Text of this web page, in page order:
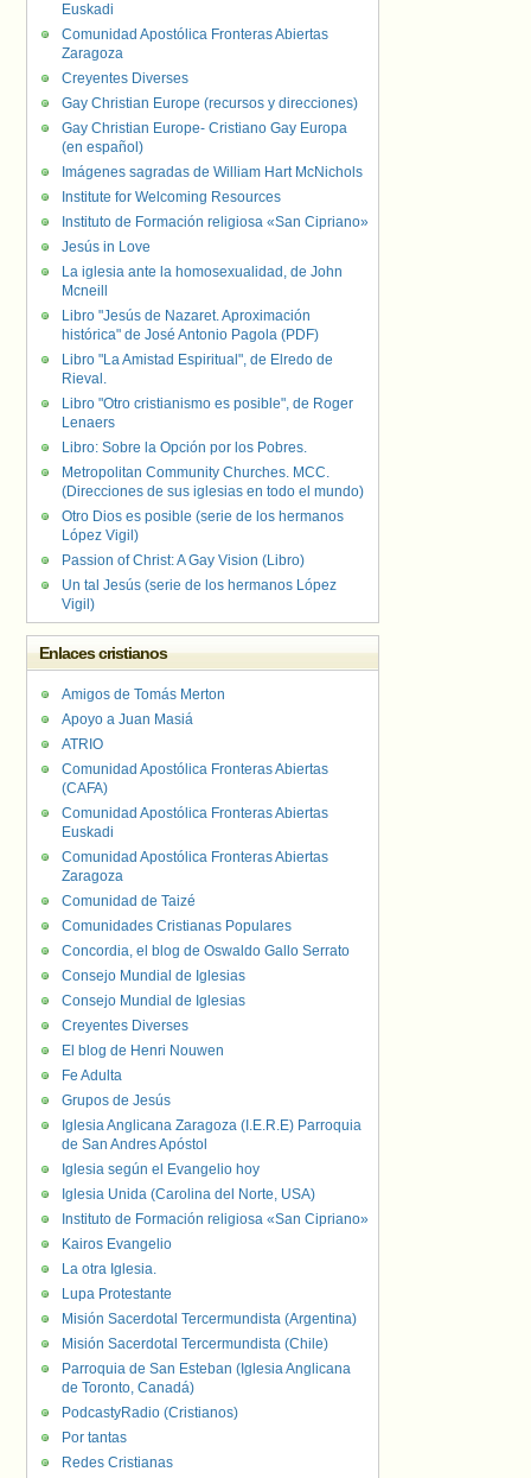
Euskadi
Comunidad Apostólica Fronteras Abiertas
Zaragoza
Creyentes Diverses
Gay Christian Europe (recursos y direcciones)
Gay Christian Europe- Cristiano Gay Europa
(en español)
Imágenes sagradas de William Hart McNichols
Institute for Welcoming Resources
Instituto de Formación religiosa «San Cipriano»
Jesús in Love
La iglesia ante la homosexualidad, de John
Mcneill
Libro "Jesús de Nazaret. Aproximación
histórica" de José Antonio Pagola (PDF)
Libro "La Amistad Espiritual", de Elredo de
Rieval.
Libro "Otro cristianismo es posible", de Roger
Lenaers
Libro: Sobre la Opción por los Pobres.
Metropolitan Community Churches. MCC.
(Direcciones de sus iglesias en todo el mundo)
Otro Dios es posible (serie de los hermanos
López Vigil)
Passion of Christ: A Gay Vision (Libro)
Un tal Jesús (serie de los hermanos López
Vigil)
Enlaces cristianos
Amigos de Tomás Merton
Apoyo a Juan Masiá
ATRIO
Comunidad Apostólica Fronteras Abiertas
(CAFA)
Comunidad Apostólica Fronteras Abiertas
Euskadi
Comunidad Apostólica Fronteras Abiertas
Zaragoza
Comunidad de Taizé
Comunidades Cristianas Populares
Concordia, el blog de Oswaldo Gallo Serrato
Consejo Mundial de Iglesias
Consejo Mundial de Iglesias
Creyentes Diverses
El blog de Henri Nouwen
Fe Adulta
Grupos de Jesús
Iglesia Anglicana Zaragoza (I.E.R.E) Parroquia
de San Andres Apóstol
Iglesia según el Evangelio hoy
Iglesia Unida (Carolina del Norte, USA)
Instituto de Formación religiosa «San Cipriano»
Kairos Evangelio
La otra Iglesia.
Lupa Protestante
Misión Sacerdotal Tercermundista (Argentina)
Misión Sacerdotal Tercermundista (Chile)
Parroquia de San Esteban (Iglesia Anglicana
de Toronto, Canadá)
PodcastyRadio (Cristianos)
Por tantas
Redes Cristianas